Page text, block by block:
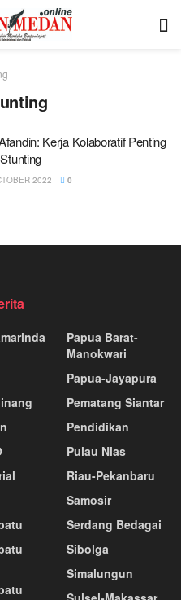
Kerja Kolaboratif Penting
2022 0
Papua Barat-
Manokwari
Papua-Jayapura
Pematang Siantar
Pendidikan
Pulau Nias
Riau-Pekanbaru
Samosir
Serdang Bedagai
Sibolga
Simalungun